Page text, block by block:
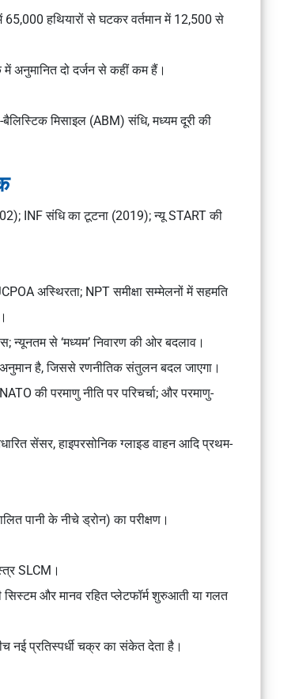
हथियारों से घटकर वर्तमान में 12,500 से
अनुमानित दो दर्जन से कहीं कम हैं।
बैलिस्टिक मिसाइल (ABM) संधि, मध्यम दूरी की
INF संधि का टूटना (2019);न्यू STARTकी
अस्थिरता; NPT समीक्षा सम्मेलनों में सहमति
न्यूनतम से ‘मध्यम’ निवारण की ओर बदलाव।
है, जिससे रणनीतिक संतुलन बदल जाएगा।
की परमाणु नीति पर परिचर्चा; और परमाणु-
सेंसर, हाइपरसोनिक ग्लाइड वाहन आदि प्रथम-
पानी के नीचे ड्रोन) का परीक्षण।
SLCM।
सिस्टम और मानव रहित प्लेटफॉर्म शुरुआती या गलत
नई प्रतिस्पर्धी चक्र का संकेत देता है।